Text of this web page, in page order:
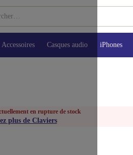
Accessoires Casques audio iPhones
en rupture de stock
plus de Claviers